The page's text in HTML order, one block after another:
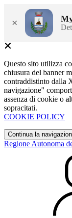
×
Questo sito utilizza
chiusura del banner
contraddistinto dalla
navigazione"
assenza di cookie o
sopracitati.
COOKIE POLICY
Continua la
Regione Autonoma